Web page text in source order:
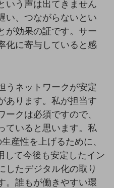
いう声は出てきません
い、つながらないとい
が効果の証です。サー
化に寄与していると感
うネットワークが安定
あります。私が担当す
ークは必須ですので、
ていると思います。私
産性を上げるために、
して今後も安定したイン
したデジタル化の取り
。誰もが働きやすい環